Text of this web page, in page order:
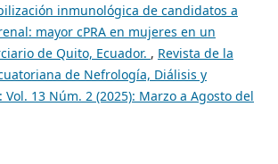
inmunológica de candidatos a
mayor cPRA en mujeres en un
de Quito, Ecuador. , Revista de la
de Nefrología, Diálisis y
Vol. 13 Núm. 2 (2025): Marzo a Agosto del